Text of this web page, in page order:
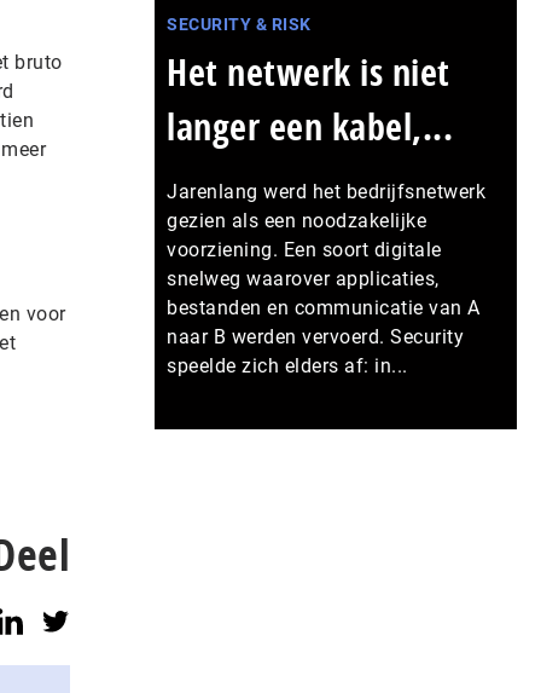
bruto
voor
SECURITY & RISK
Het netwerk is niet
langer een kabel,...
Jarenlang werd het bedrijfsnetwerk
gezien als een noodzakelijke
voorziening. Een soort digitale
snelweg waarover applicaties,
bestanden en communicatie van A
naar B werden vervoerd. Security
speelde zich elders af: in...